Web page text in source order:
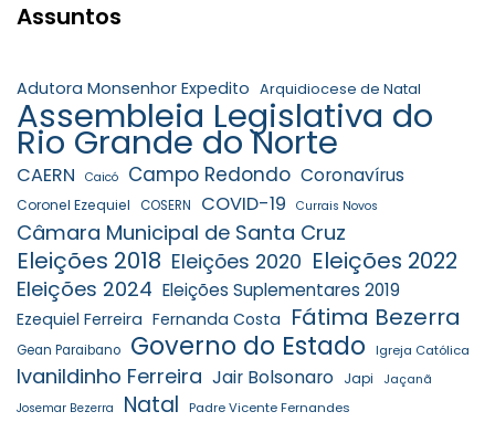
Assuntos
Adutora Monsenhor Expedito Arquidiocese de Natal
Assembleia Legislativa do
Rio Grande do Norte
CAERN Caicó Campo Redondo Coronavírus
Coronel Ezequiel COSERN COVID-19 Currais Novos
Câmara Municipal de Santa Cruz
Eleições 2018 Eleições 2020 Eleições 2022
Eleições 2024 Eleições Suplementares 2019
Ezequiel Ferreira Fernanda Costa Fátima Bezerra
Gean Paraibano Governo do Estado Igreja Católica
Ivanildinho Ferreira Jair Bolsonaro Japi Jaçanã
Josemar Bezerra Natal Padre Vicente Fernandes